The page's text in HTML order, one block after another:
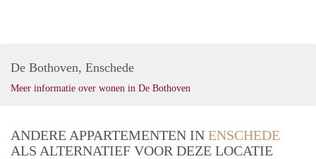
De Bothoven, Enschede
Meer informatie over wonen in De Bothoven
ANDERE APPARTEMENTEN IN ENSCHEDE
ALS ALTERNATIEF VOOR DEZE LOCATIE